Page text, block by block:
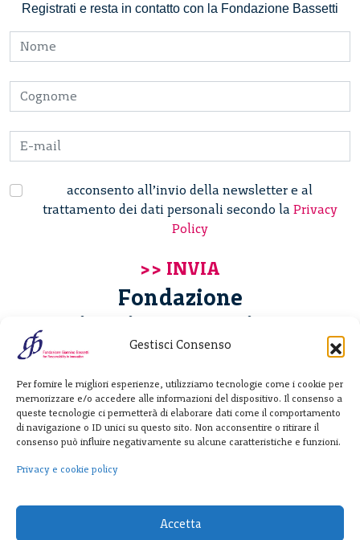
Gestisci Consenso
Per fornire le migliori esperienze, utilizziamo tecnologie come i cookie per
memorizzare e/o accedere alle informazioni del dispositivo. Il consenso a
queste tecnologie ci permetterà di elaborare dati come il comportamento
di navigazione o ID unici su questo sito. Non acconsentire o ritirare il
consenso può influire negativamente su alcune caratteristiche e funzioni.
Privacy e cookie policy
Accetta
Registrati e resta in contatto con la Fondazione Bassetti
acconsento all’invio della newsletter e al
trattamento dei dati personali secondo la Privacy
Policy
Fondazione
Giannino Bassetti ETS
20122 Milano - Italia
T. +39 02 781933
F. + 39 02 76392030
info@fondazionebassetti.org
p.i. 12520270153